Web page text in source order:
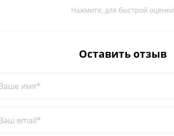
Нажмите, для быстрой оценки
Оставить отзыв
имя*
email*